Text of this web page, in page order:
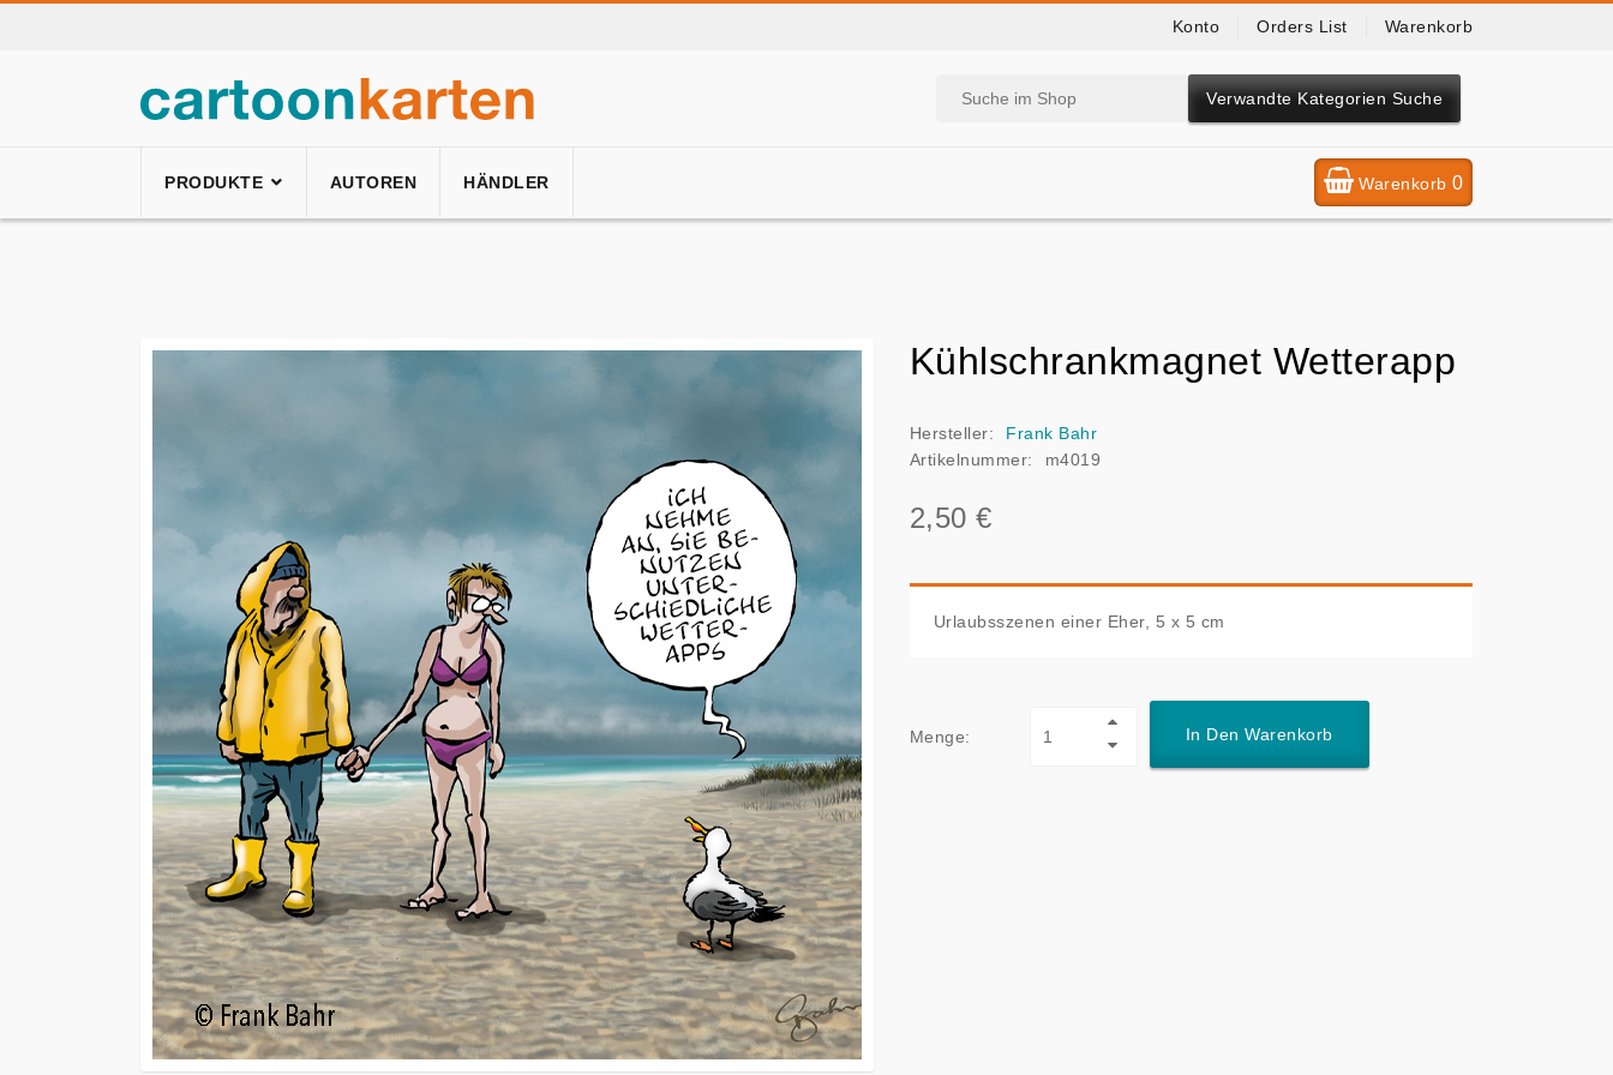
Konto Orders List Warenkorb
Verwandte Kategorien Suche
PRODUKTE AUTOREN HÄNDLER Warenkorb 0
Kühlschrankmagnet Wetterapp
Hersteller:
Frank Bahr
Artikelnummer:
m4019
2,50 €
Urlaubsszenen einer Eher, 5 x 5 cm
Menge: In Den Warenkorb